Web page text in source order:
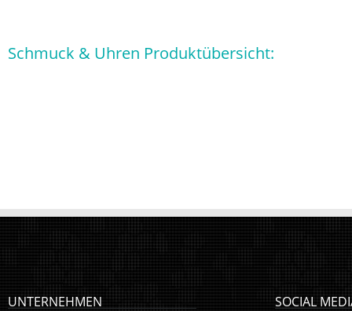
Schmuck & Uhren Produktübersicht:
UNTERNEHMEN SOCIAL